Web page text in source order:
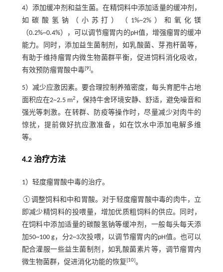
4）添加缓冲剂和益生菌。在精饲料中添加适量的缓冲剂，
如碳酸氢钠（小苏打）（1%~2%）和氧化镁
（0.2%~0.4%），可以调节瘤胃内的pH值，增强瘤胃的缓冲
能力。同时，添加益生菌制剂，如乳酸菌、芽孢杆菌等，
有助于维持瘤胃内微生物菌群平衡，促进饲料消化吸收，
有效预防瘤胃酸中毒[9]。
5）减少应激因素。要合理控制养殖密度，每头育肥牛占地
面积应在2~2.5 m2 ，保持牛舍环境安静、舒适，避免噪音和
强光等刺激。在转群、防疫等操作时，尽量减少对肉牛的
惊扰，提前做好抗应激准备，如在饮水中添加电解多维
等。
4.2 治疗方法
1）轻度瘤胃酸中毒的治疗。
①调整饲料和中和胃酸。对于轻度瘤胃酸中毒的肉牛，立
即减少精饲料的投喂量，增加优质粗饲料的供应。同时，
在饲料中添加适量的碳酸氢钠等缓冲剂，一般每头每天添
加50~100 g，分2~3次投喂，以调节瘤胃内的pH值。也可以
配合灌服一些益生菌制剂，如乳酸菌素片等，调节瘤胃内
微生物菌群，促进消化功能的恢复 [10]。